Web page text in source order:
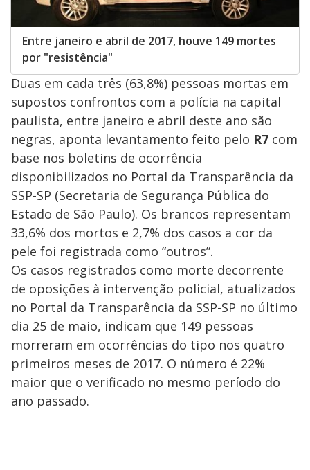
Entre janeiro e abril de 2017, houve 149 mortes
por "resistência"
Duas em cada três (63,8%) pessoas mortas em
supostos confrontos com a polícia na capital
paulista, entre janeiro e abril deste ano são
negras, aponta levantamento feito pelo R7 com
base nos boletins de ocorrência
disponibilizados no Portal da Transparência da
SSP-SP (Secretaria de Segurança Pública do
Estado de São Paulo). Os brancos representam
33,6% dos mortos e 2,7% dos casos a cor da
pele foi registrada como “outros”.
Os casos registrados como morte decorrente
de oposições à intervenção policial, atualizados
no Portal da Transparência da SSP-SP no último
dia 25 de maio, indicam que 149 pessoas
morreram em ocorrências do tipo nos quatro
primeiros meses de 2017. O número é 22%
maior que o verificado no mesmo período do
ano passado.